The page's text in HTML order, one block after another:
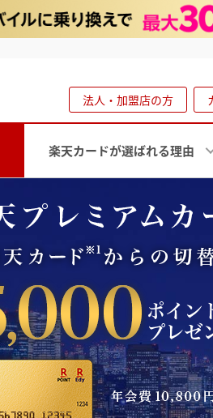
法人・加盟店の方
楽天カードが選ばれる理由